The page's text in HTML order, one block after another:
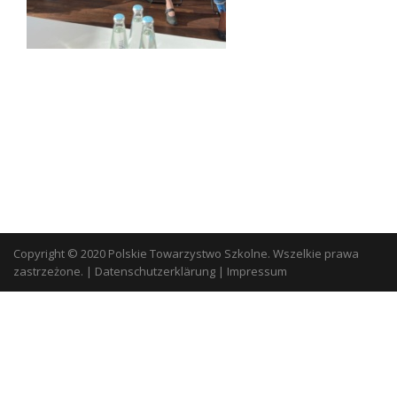
Copyright © 2020 Polskie Towarzystwo Szkolne. Wszelkie prawa
zastrzeżone. | Datenschutzerklärung | Impressum